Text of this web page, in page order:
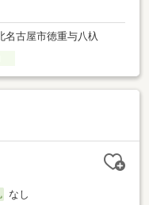
名古屋市徳重与八杁
なし